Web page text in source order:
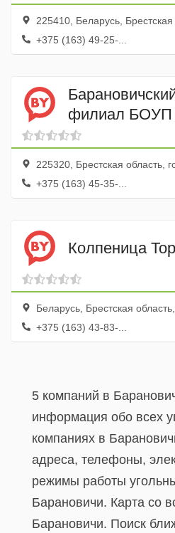
Бел Ж/д
225410, Беларусь, Брестская область,
+375 (163) 49-25-...
филиал БОУП
ЖКХ
225320, Брестская область, город областного подчинения
+375 (163) 45-35-...
Колпеница
Беларусь, Брестская область,
+375 (163) 43-83-...
5 компаний в
информация обо всех
компаниях в
адреса, телефоны,
режимы работы
Барановичи. Карта со
Барановичи. Поиск